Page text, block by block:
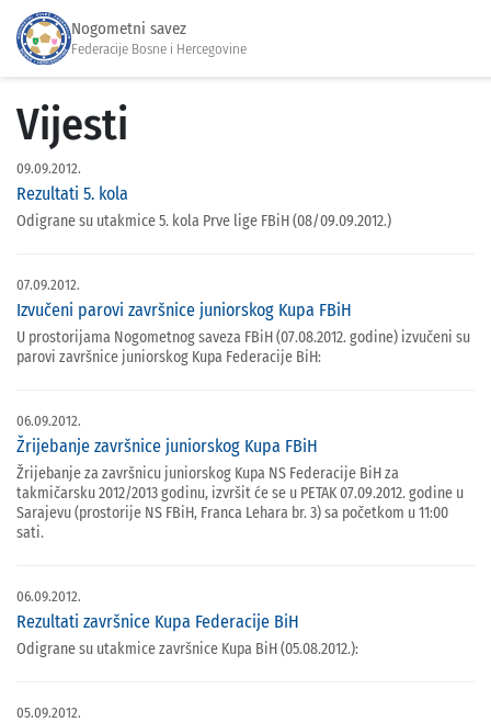
Nogometni savez
Federacije Bosne i Hercegovine
Vijesti
09.09.2012.
Rezultati 5. kola
Odigrane su utakmice 5. kola Prve lige FBiH (08/09.09.2012.)
07.09.2012.
Izvučeni parovi završnice juniorskog Kupa FBiH
U prostorijama Nogometnog saveza FBiH (07.08.2012. godine) izvučeni su
parovi završnice juniorskog Kupa Federacije BiH:
06.09.2012.
Žrijebanje završnice juniorskog Kupa FBiH
Žrijebanje za završnicu juniorskog Kupa NS Federacije BiH za
takmičarsku 2012/2013 godinu, izvršit će se u PETAK 07.09.2012. godine u
Sarajevu (prostorije NS FBiH, Franca Lehara br. 3) sa početkom u 11:00
sati.
06.09.2012.
Rezultati završnice Kupa Federacije BiH
Odigrane su utakmice završnice Kupa BiH (05.08.2012.):
05.09.2012.